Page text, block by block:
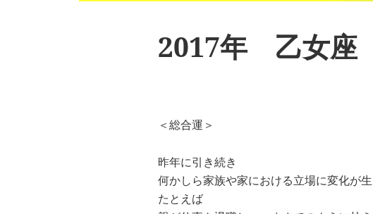
2017年 乙女
＜総合運＞
昨年に引き続き
何かしら家族や家における立場に変化が
たとえば